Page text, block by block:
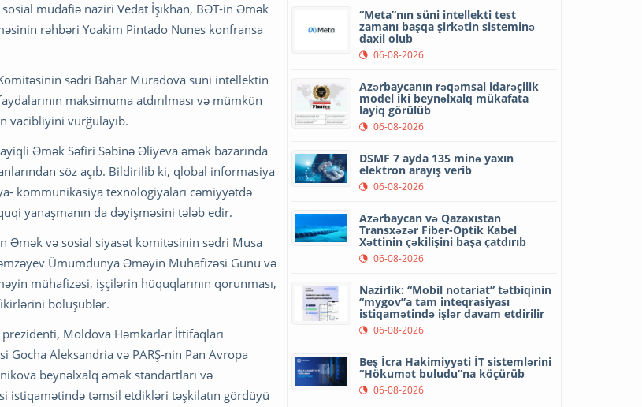
müdafiə naziri Vedat İşıkhan, BƏT-in Əmək
rəhbəri Yoakim Pintado Nunes konfransa
sədri Bahar Muradova süni intellektin
maksimuma atdırılması və mümkün
vacibliyini vurğulayıb.
Əmək Səfiri Səbinə Əliyeva əmək bazarında
söz açıb. Bildirilib ki, qlobal informasiya
kommunikasiya texnologiyaları cəmiyyətdə
yanaşmanın da dəyişməsini tələb edir.
və sosial siyasət komitəsinin sədri Musa
Ümumdünya Əməyin Mühafizəsi Günü və
mühafizəsi, işçilərin hüquqlarının qorunması,
bölüşüblər.
prezidenti, Moldova Həmkarlar İttifaqları
Gocha Aleksandria və PARŞ-nin Pan Avropa
beynəlxalq əmək standartları və
istiqamətində təmsil etdikləri təşkilatın gördüyü
“Meta”nın süni intellekti test
zamanı başqa şirkətin sisteminə
daxil olub
06-08-2026
Azərbaycanın rəqəmsal idarəçilik
model iki beynəlxalq mükafata
layiq görülüb
06-08-2026
DSMF 7 ayda 135 minə yaxın
elektron arayış verib
06-08-2026
Azərbaycan və Qazaxıstan
Transxəzər Fiber-Optik Kabel
Xəttinin çəkilişini başa çatdırıb
06-08-2026
Nazirlik: “Mobil notariat” tətbiqinin
“mygov”a tam inteqrasiyası
istiqamətində işlər davam etdirilir
06-08-2026
Beş İcra Hakimiyyəti İT sistemlərini
“Hökumət buludu”na köçürüb
06-08-2026